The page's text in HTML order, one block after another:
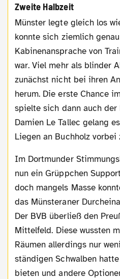
Zweite Halbzeit
Münster legte gleich los wie die Feuerwehr. Man
konnte sich ziemlich
Kabinenansprache von
war. Viel mehr als blinder
zunächst nicht bei ihren
herum. Die erste Chance
spielte sich dann auch der
Damien Le Tallec gelang
Liegen an Buchholz vorbei
Im Dortmunder Stimmungsblock H machte sich
nun ein Grüppchen
doch mangels Masse
das Münsteraner
Der BVB überließ den
Mittelfeld. Diese wussten
Räumen allerdings nur
ständigen Schwalben
bieten und andere